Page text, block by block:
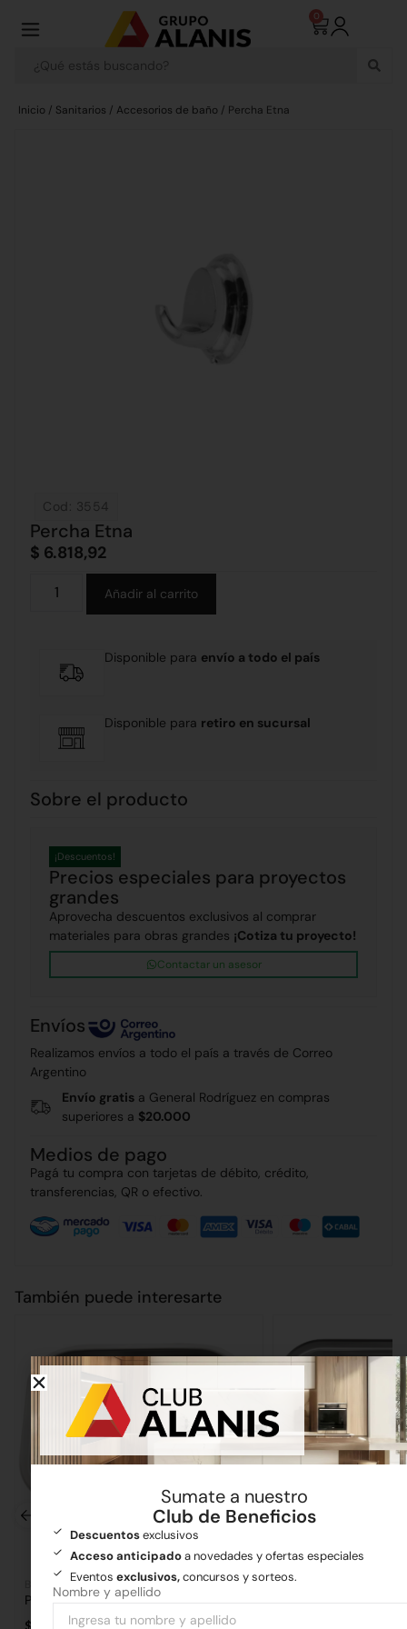
0
Inicio / Sanitarios / Accesorios de baño / Percha Etna
Cod: 3554
Percha Etna
$ 6.818,92
Añadir al carrito
Disponible para envío a todo el país
Disponible para retiro en sucursal
Sobre el producto
Precios especiales para proyectos
grandes
¡Descuentos!
Aprovecha descuentos exclusivos al comprar
materiales para obras grandes ¡Cotiza tu proyecto!
Contactar un asesor
Envíos
Realizamos envíos a todo el país a través de Correo
Argentino
Envío gratis a General Rodríguez en compras
superiores a $20.000
Medios de pago
Pagá tu compra con tarjetas de débito, crédito,
transferencias, QR o efectivo.
También puede interesarte
Bachas
Pileta Simple Bajo Mesada 102E
Bachas
Pileta Lavadero
Sumate a nuestro
Club de Beneficios
Descuentosexclusivos
Acceso anticipadoa novedades y ofertas especiales
Eventos exclusivos,concursos y sorteos.
Nombre y apellido